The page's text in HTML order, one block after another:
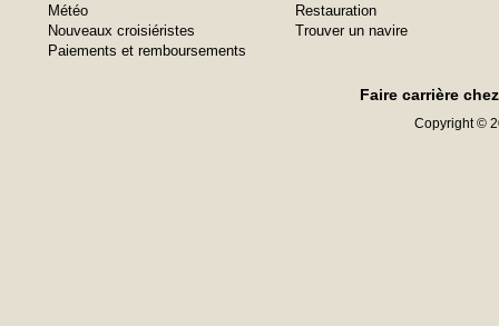
Météo
Nouveaux croisiéristes
Paiements et remboursements
Restauration
Trouver un navire
Faire carrière
Copyright ©